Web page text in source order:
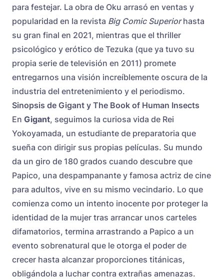
para festejar. La obra de Oku arrasó en ventas y
popularidad en la revista Big Comic Superiorhasta
su gran final en 2021, mientras que el thriller
psicológico y erótico de Tezuka (que ya tuvo su
propia serie de televisión en 2011) promete
entregarnos una visión increíblemente oscura de la
industria del entretenimiento y el periodismo.
Sinopsis de Gigant y The Book of Human Insects
En Gigant, seguimos la curiosa vida de Rei
Yokoyamada, un estudiante de preparatoria que
sueña con dirigir sus propias películas. Su mundo
da un giro de 180 grados cuando descubre que
Papico, una despampanante y famosa actriz de cine
para adultos, vive en su mismo vecindario. Lo que
comienza como un intento inocente por proteger la
identidad de la mujer tras arrancar unos carteles
difamatorios, termina arrastrando a Papico a un
evento sobrenatural que le otorga el poder de
crecer hasta alcanzar proporciones titánicas,
obligándola a luchar contra extrañas amenazas.